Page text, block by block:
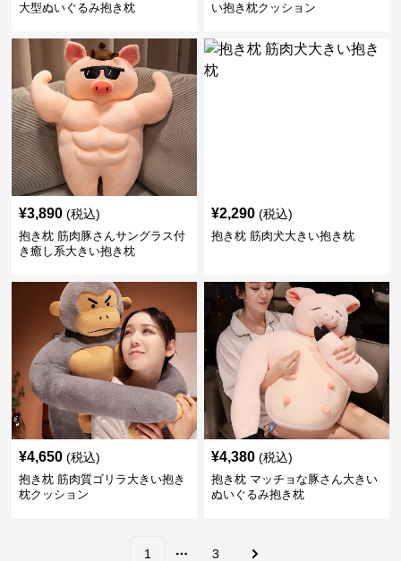
大型ぬいぐるみ抱き枕
い抱き枕クッション
¥3,890 (税込)
抱き枕 筋肉豚さんサングラス付
き癒し系大きい抱き枕
¥2,290 (税込)
抱き枕 筋肉犬大きい抱き枕
¥4,650 (税込)
抱き枕 筋肉質ゴリラ大きい抱き
枕クッション
¥4,380 (税込)
抱き枕 マッチョな豚さん大きい
ぬいぐるみ抱き枕
1 3